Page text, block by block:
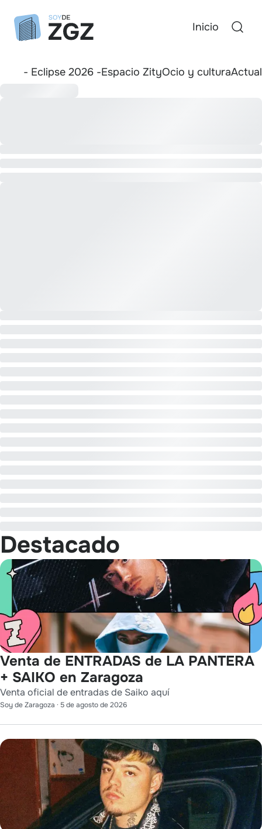
Inicio
- Eclipse 2026 -Espacio ZityOcio y cultura
Destacado
Venta de ENTRADAS de LA PANTERA
+ SAIKO en Zaragoza
Venta oficial de entradas de Saiko aquí
Soy de Zaragoza · 5 de agosto de 2026